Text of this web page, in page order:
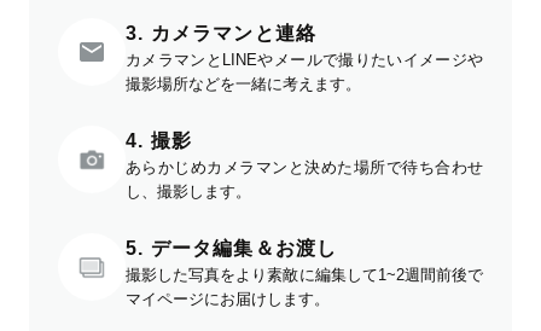
3. カメラマンと連絡
カメラマンとLINEやメールで撮りたいイメージや
撮影場所などを一緒に考えます。
4. 撮影
あらかじめカメラマンと決めた場所で待ち合わせ
し、撮影します。
5. データ編集＆お渡し
撮影した写真をより素敵に編集して1~2週間前後で
マイページにお届けします。